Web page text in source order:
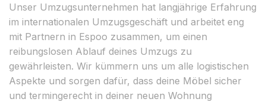
Unser Umzugsunternehmen hat langjährige Erfahrung
im internationalen Umzugsgeschäft und arbeitet eng
mit Partnern in Espoo zusammen, um einen
reibungslosen Ablauf deines Umzugs zu
gewährleisten. Wir kümmern uns um alle logistischen
Aspekte und sorgen dafür, dass deine Möbel sicher
und termingerecht in deiner neuen Wohnung